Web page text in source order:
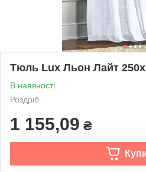
Тюль Lux Льон Лайт
В наявності
Роздріб
1 155,09 ₴